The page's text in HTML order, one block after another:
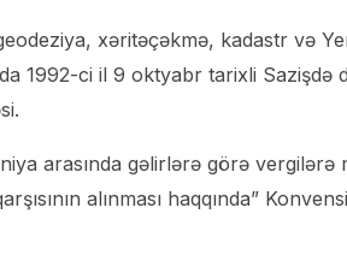
xəritəçəkmə, kadastr və
1992-ci il 9 oktyabr tarixli
arasında gəlirlərə görə
alınması haqqında”